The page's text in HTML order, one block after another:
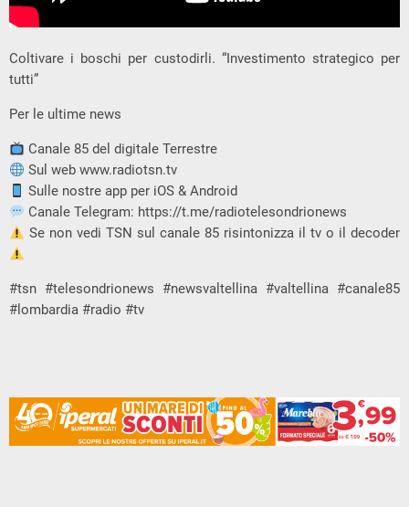
Coltivare i boschi per custodirli. “Investimento strategico per
tutti”
Per le ultime news
Canale 85 del digitale Terrestre
Sul web www.radiotsn.tv
Sulle nostre app per iOS & Android
Canale Telegram: https://t.me/radiotelesondrionews
Se non vedi TSN sul canale 85 risintonizza il tv o il decoder
#tsn #telesondrionews #newsvaltellina #valtellina #canale85
#lombardia #radio #tv